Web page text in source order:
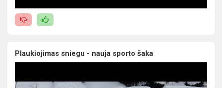
Plaukiojimas sniegu - nauja sporto šaka